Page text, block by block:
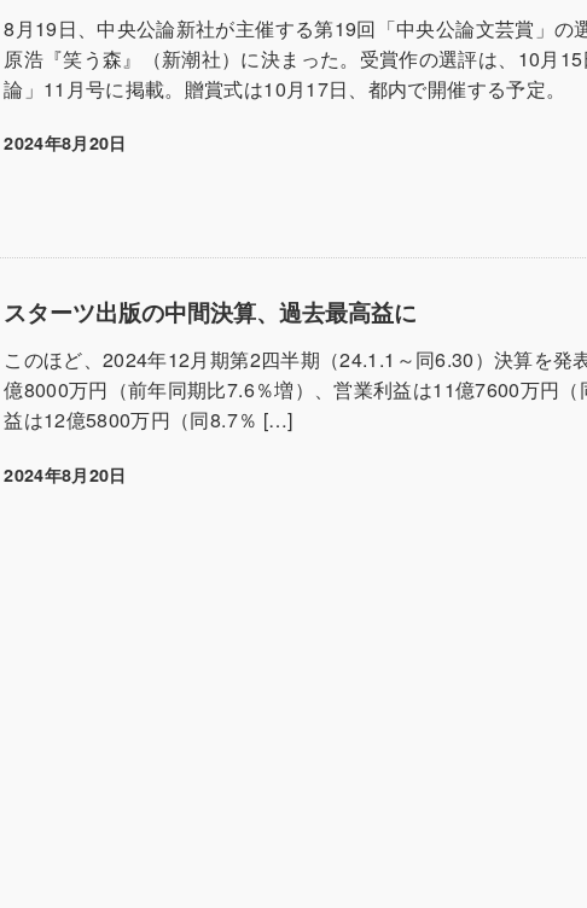
8月19日、中央公論新社が主催する第19回「中央公論文芸賞」の
原浩『笑う森』（新潮社）に決まった。受賞作の選評は、10月
論」11月号に掲載。贈賞式は10月17日、都内で開催する予定。
投稿日
2024年8月20日
スターツ出版の中間決算、過去最高益に
このほど、2024年12月期第2四半期（24.1.1～同6.30）決算を発
億8000万円（前年同期比7.6％増）、営業利益は11億7600万円（
益は12億5800万円（同8.7％ […]
投稿日
2024年8月20日